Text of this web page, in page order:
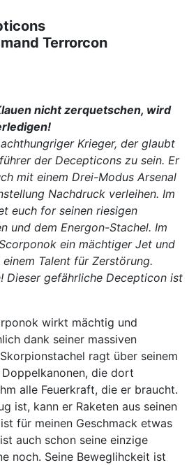
Terrorcon
nicht zerquetschen, wird
Krieger, der glaubt
der Decepticons zu sein. Er
mit einem Drei-Modus Arsenal
Nachdruck verleihen. Im
euch for seinen riesigen
und dem Energon-Stachel. Im
ein mächtiger Jet und
Talent für Zerstörung.
Dieser gefährliche Decepticon ist
wirkt mächtig und
dank seiner massiven
ragt über seinem
die dort
alle Feuerkraft, die er braucht.
ist, kann er Raketen aus seinen
für meinen Geschmack etwas
auch schon seine einzige
noch. Seine Beweglihckeit ist